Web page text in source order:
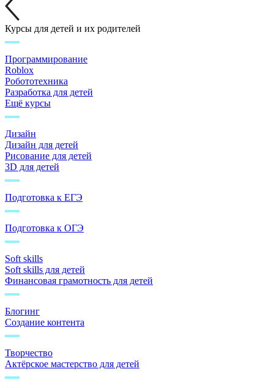
Курсы для детей и их родителей
Программирование
Roblox
Робототехника
Разработка для детей
Ещё курсы
Дизайн
Дизайн для детей
Рисование для детей
3D для детей
Подготовка к ЕГЭ
Подготовка к ОГЭ
Soft skills
Soft skills для детей
Финансовая грамотность для детей
Блогинг
Создание контента
Творчество
Актёрское мастерство для детей